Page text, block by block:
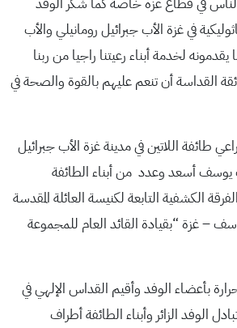
في غزة الأب جبرائيل رومانيلي والأب
لخدمة أبناء رعيتنا راجيا من ربنا
القداسة أن تنعم عليهم بالقوة والصحة في
طائفة اللاتين في مدينة غزة الأب جبرائيل
يوسف أسعد وعدد من أبناء الطائفة
الكشفية التابعة لكنيسة العائلة المقدسة
– غزة “بقيادة القائد العام للمجموعة
بأعضاء الوفد وأقيم القداس الإلهي في
الوفد الزائر وأبناء الطائفة أطراف